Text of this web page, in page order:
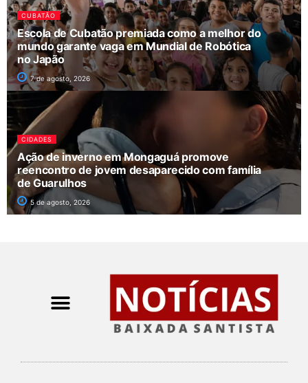
CUBATÃO
Escola de Cubatão premiada como a melhor do
mundo garante vaga em Mundial de Robótica
no Japão
7 de agosto, 2026
CIDADES
Ação de inverno em Mongaguá promove
reencontro de jovem desaparecido com família
de Guarulhos
5 de agosto, 2026